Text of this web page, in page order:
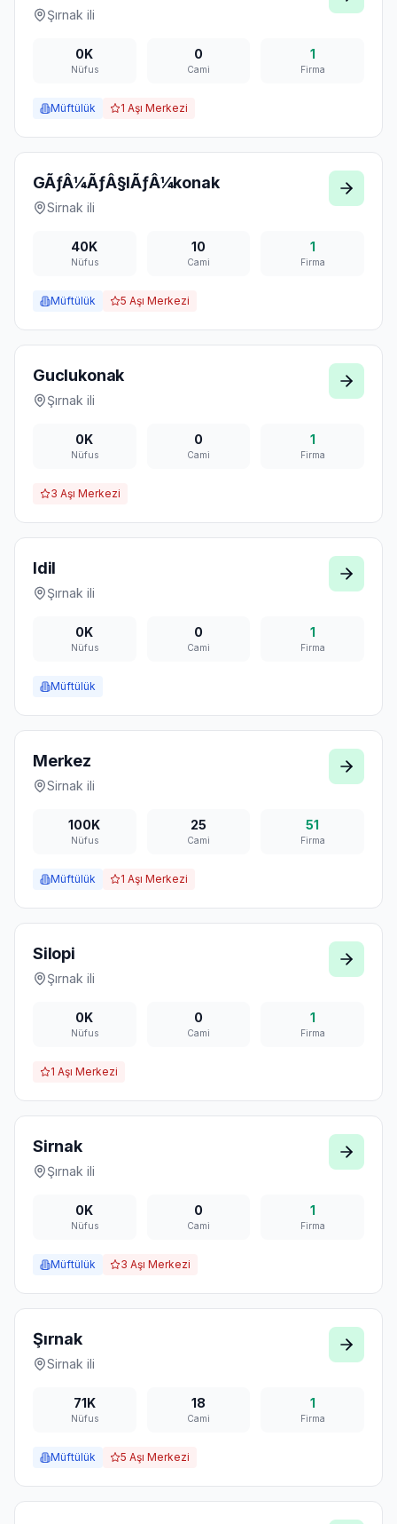
Şırnak ili
0K
Nüfus
0
Cami
1
Firma
Müftülük 1 Aşı Merkezi
GÃƒÂ¼ÃƒÂ§lÃƒÂ¼konak
Sirnak ili
40K
Nüfus
10
Cami
1
Firma
Müftülük 5 Aşı Merkezi
Guclukonak
Şırnak ili
0K
Nüfus
0
Cami
1
Firma
3 Aşı Merkezi
Idil
Şırnak ili
0K
Nüfus
0
Cami
1
Firma
Müftülük
Merkez
Sirnak ili
100K
Nüfus
25
Cami
51
Firma
Müftülük 1 Aşı Merkezi
Silopi
Şırnak ili
0K
Nüfus
0
Cami
1
Firma
1 Aşı Merkezi
Sirnak
Şırnak ili
0K
Nüfus
0
Cami
1
Firma
Müftülük 3 Aşı Merkezi
Şırnak
Sirnak ili
71K
Nüfus
18
Cami
1
Firma
Müftülük 5 Aşı Merkezi